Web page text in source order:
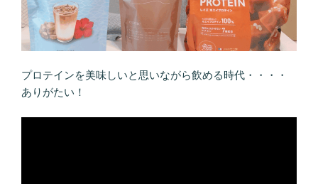
プロテインを美味しいと思いながら飲める時代・・・・
ありがたい！